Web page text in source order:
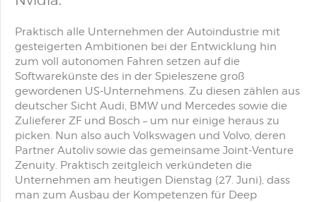
Praktisch alle Unternehmen der Autoindustrie mit
gesteigerten Ambitionen bei der Entwicklung hin
zum voll autonomen Fahren setzen auf die
Softwarekünste des in der Spieleszene groß
gewordenen US-Unternehmens. Zu diesen zählen aus
deutscher Sicht Audi, BMW und Mercedes sowie die
Zulieferer ZF und Bosch – um nur einige heraus zu
picken. Nun also auch Volkswagen und Volvo, deren
Partner Autoliv sowie das gemeinsame Joint-Venture
Zenuity. Praktisch zeitgleich verkündeten die
Unternehmen am heutigen Dienstag (27. Juni), dass
man zum Ausbau der Kompetenzen für Deep